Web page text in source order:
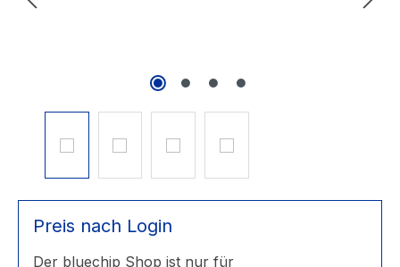
Preis nach Login
Der bluechip Shop ist nur für